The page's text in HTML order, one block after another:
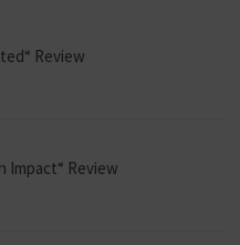
Review
Impact“ Review